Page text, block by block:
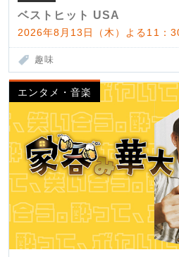
ベストヒット USA
2026年8月13日（木）よる11：
趣味
エンタメ・音楽